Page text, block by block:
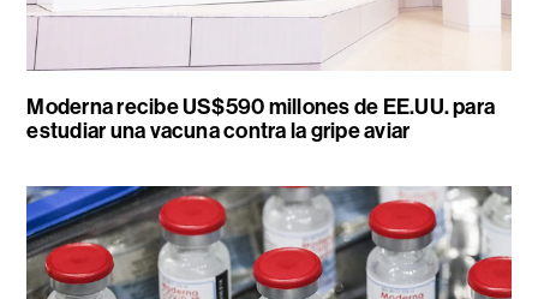
Moderna recibe US$590 millones de EE.UU. para
estudiar una vacuna contra la gripe aviar